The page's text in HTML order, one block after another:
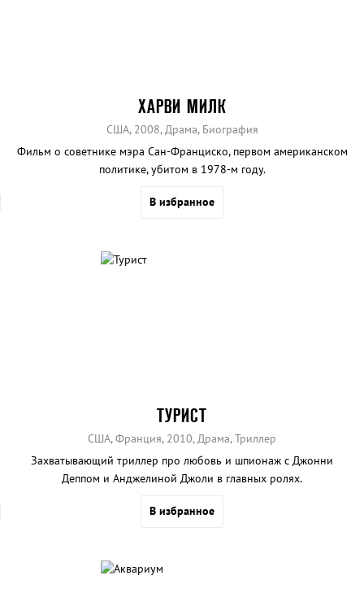
ХАРВИ МИЛК
США, 2008, Драма, Биография
Фильм о советнике мэра Сан-Франциско, первом американском
политике, убитом в 1978-м году.
В избранное
ТУРИСТ
США, Франция, 2010, Драма, Триллер
Захватывающий триллер про любовь и шпионаж с Джонни
Деппом и Анджелиной Джоли в главных ролях.
В избранное